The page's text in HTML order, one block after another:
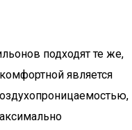
подходят те же,
является